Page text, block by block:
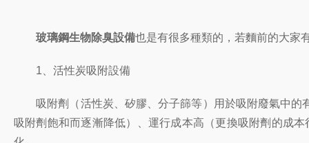
玻璃鋼生物除臭設備也是有很多種類的，若麵前的大家
1、活性炭吸附設備
吸附劑（活性炭、矽膠、分子篩等）用於吸附廢氣中的
吸附劑飽和而逐漸降低）、運行成本高（更換吸附劑的成